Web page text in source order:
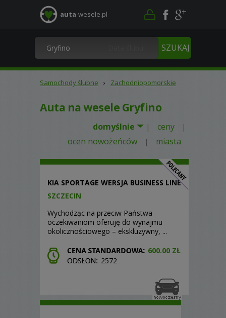
auta-wesele.pl
Samochody ślubne › Zachodniopomorskie
Auta na wesele Gryfino
domyślnie | ceny |
ocen nowożeńców | miasta
KIA SPORTAGE WERSJA BUSINESS LINE
SZCZECIN
Wychodząc na przeciw Państwa
oczekiwaniom oferuję do wynajmu
okolicznościowego – ekskluzywny, ...
600.00 ZŁ
2572